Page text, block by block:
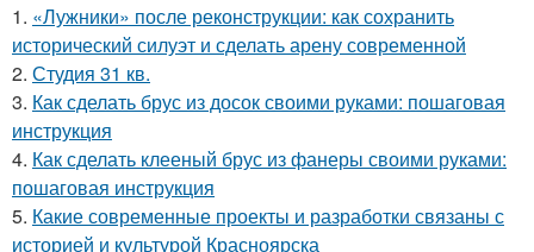
1. «Лужники» после реконструкции: как сохранить
исторический силуэт и сделать арену современной
2. Студия 31 кв.
3. Как сделать брус из досок своими руками: пошаговая
инструкция
4. Как сделать клееный брус из фанеры своими руками:
пошаговая инструкция
5. Какие современные проекты и разработки связаны с
историей и культурой Красноярска